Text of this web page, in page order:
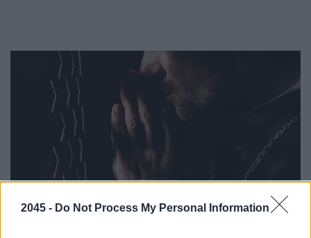
2045 - Do Not Process My Personal Information